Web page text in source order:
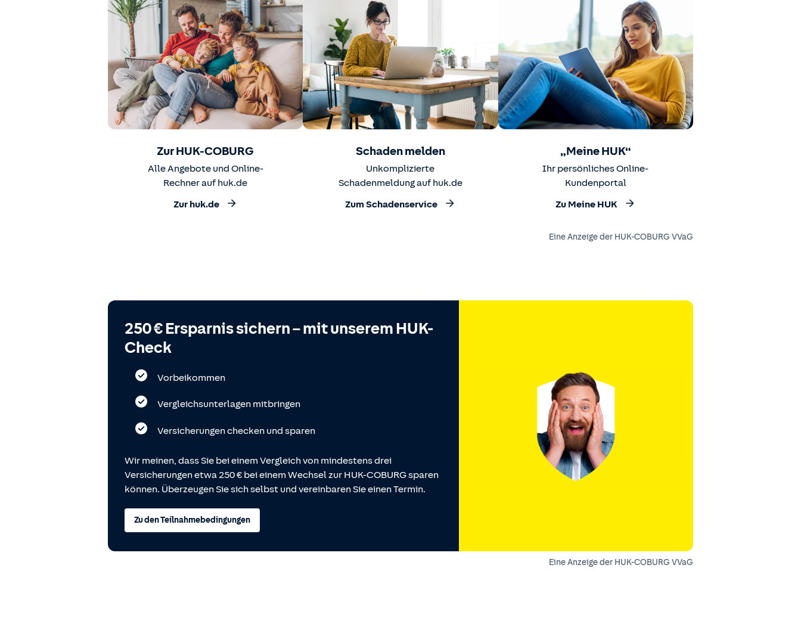
Zur HUK-COBURG
Alle Angebote und Online-
Rechner auf huk.de
Zur huk.de
Schaden melden
Unkomplizierte
Schadenmeldung auf huk.de
Zum Schadenservice
„Meine HUK“
Ihr persönliches Online-
Kundenportal
Zu Meine HUK
Eine Anzeige der HUK-COBURG VVaG
250 € Ersparnis sichern – mit unserem HUK-
Check
Vorbeikommen
Vergleichsunterlagen mitbringen
Versicherungen checken und sparen
Wir meinen, dass Sie bei einem Vergleich von mindestens drei
Versicherungen etwa 250 € bei einem Wechsel zur HUK-COBURG sparen
können. Überzeugen Sie sich selbst und vereinbaren Sie einen Termin.
Zu den Teilnahmebedingungen
Eine Anzeige der HUK-COBURG VVaG